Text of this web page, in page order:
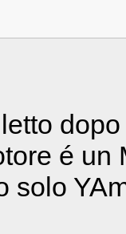
é un
solo